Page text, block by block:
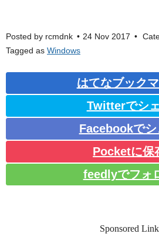
Posted by rcmdnk 24 Nov 2017
Tagged as Windows
はてなブック
Twitterでシ
Facebookでシ
Pocketに保
feedlyでフォ
Sponsored